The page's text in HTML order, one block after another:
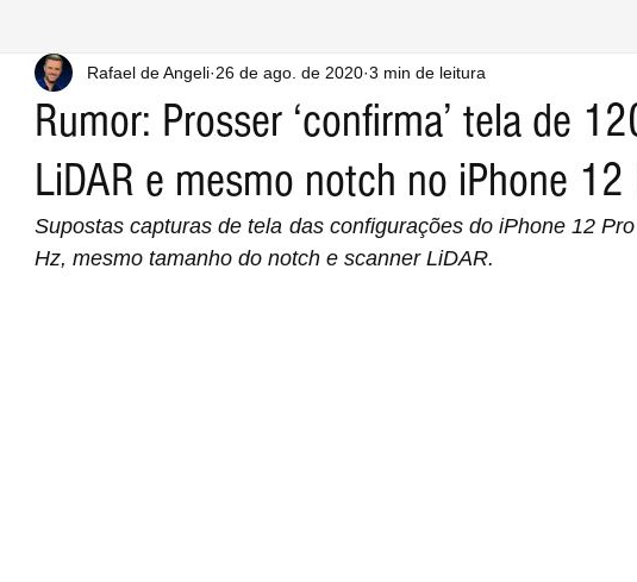
Rumor: Prosser ‘confirma’ tela de
LiDAR e mesmo notch no iPhone
Rafael de Angeli 26 de ago. de 2020 3 min de leitura
Supostas capturas de tela das configurações do iPhone 12
Hz, mesmo tamanho do notch e scanner LiDAR.